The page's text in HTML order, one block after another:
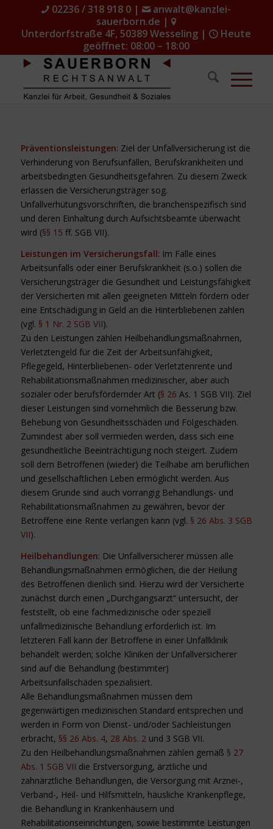
02236 / 318 918 0 |
anwalt@kanzlei-
sauerborn.de |
Unterdorfstraße 4F, 50389 Wesseling |
Heute
geöffnet: 08:00 – 18:00
Präventionsleistungen: Ziel der Unfallversicherung ist die
Verhinderung von Berufsunfällen, Berufskrankheiten und
arbeitsbedingten Gesundheitsgefahren. Zu diesem Zweck
erlassen die Versicherungsträger sog.
Unfallverhütungsvorschriften, die branchenspezifisch sind
und deren Einhaltung durch Aufsichtsbeamte überwacht
wird (§§ 15 ff. SGB VII).
Leistungen im Versicherungsfall: Im Falle eines
Arbeitsunfalls oder einer Berufskrankheit (s.o.) sollen die
Versicherungsträger die Gesundheit und Leistungsfähigkeit
der Versicherten mit allen geeigneten Mitteln fördern oder
eine Entschädigung in Geld an die Hinterbliebenen zahlen
(vgl. § 1 Nr. 2 SGB VII).
Zu den Leistungen zählen Heilbehandlungsmaßnahmen,
Verletztengeld für die Zeit der Arbeitsunfähigkeit,
Pflegegeld, Hinterbliebenen- oder Verletztenrente und
Rehabilitationsmaßnahmen medizinischer, aber auch
sozialer oder berufsfördernder Art (§ 26 As. 1 SGB VII). Ziel
dieser Leistungen sind vornehmlich die Besserung bzw.
Behebung von Gesundheitsschäden und Folgeschäden.
Zumindest aber soll vermieden werden, dass sich eine
gesundheitliche Beeinträchtigung noch steigert. Zudem
soll dem Betroffenen (wieder) die Teilhabe am beruflichen
und gesellschaftlichen Leben ermöglicht werden. Aus
diesem Grunde sind auch vorrangig Behandlungs- und
Rehabilitationsmaßnahmen zu gewähren, bevor der
Betroffene eine Rente verlangen kann (vgl. § 26 Abs. 3 SGB
VII).
Heilbehandlungen: Die Unfallversicherer müssen alle
Behandlungsmaßnahmen ermöglichen, die der Heilung
des Betroffenen dienlich sind. Hierzu wird der Versicherte
zunächst durch einen „Durchgangsarzt“ untersucht, der
feststellt, ob eine fachmedizinische oder speziell
unfallmedizinische Behandlung erforderlich ist. Im
letzteren Fall kann der Betroffene in einer Unfallklinik
behandelt werden; solche Kliniken der Unfallversicherer
sind auf die Behandlung (bestimmter)
Arbeitsunfallschäden spezialisiert.
Alle Behandlungsmaßnahmen müssen dem
gegenwärtigen medizinischen Standard entsprechen und
werden in Form von Dienst- und/oder Sachleistungen
erbracht, §§ 26 Abs. 4, 28 Abs. 2 und 3 SGB VII.
Zu den Heilbehandlungsmaßnahmen zählen gemäß § 27
Abs. 1 SGB VII die Erstversorgung, ärztliche und
zahnärztliche Behandlungen, die Versorgung mit Arznei-,
Verband-, Heil- und Hilfsmitteln, häusliche Krankenpflege,
die Behandlung in Krankenhäusern und
Rehabilitationseinrichtungen, sowie bestimmte Leistungen